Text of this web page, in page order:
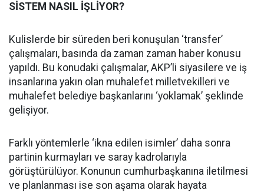
SİSTEM NASIL İŞLİYOR?
Kulislerde bir süreden beri konuşulan ‘transfer’
çalışmaları, basında da zaman zaman haber konusu
yapıldı. Bu konudaki çalışmalar, AKP’li siyasilere ve iş
insanlarına yakın olan muhalefet milletvekilleri ve
muhalefet belediye başkanlarını ‘yoklamak’ şeklinde
gelişiyor.
Farklı yöntemlerle ‘ikna edilen isimler’ daha sonra
partinin kurmayları ve saray kadrolarıyla
görüştürülüyor. Konunun cumhurbaşkanına iletilmesi
ve planlanması ise son aşama olarak hayata